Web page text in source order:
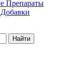
Препараты
Найти